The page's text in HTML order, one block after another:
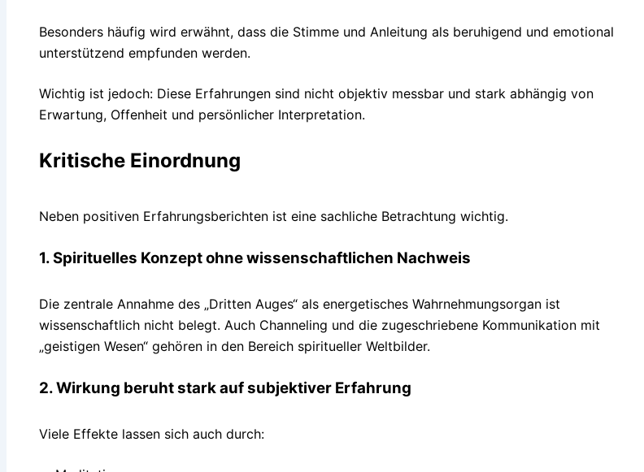
Besonders häufig wird erwähnt, dass die Stimme und Anleitung als beruhigend und emotional
unterstützend empfunden werden.
Wichtig ist jedoch: Diese Erfahrungen sind nicht objektiv messbar und stark abhängig von
Erwartung, Offenheit und persönlicher Interpretation.
Kritische Einordnung
Neben positiven Erfahrungsberichten ist eine sachliche Betrachtung wichtig.
1. Spirituelles Konzept ohne wissenschaftlichen Nachweis
Die zentrale Annahme des „Dritten Auges“ als energetisches Wahrnehmungsorgan ist
wissenschaftlich nicht belegt. Auch Channeling und die zugeschriebene Kommunikation mit
„geistigen Wesen“ gehören in den Bereich spiritueller Weltbilder.
2. Wirkung beruht stark auf subjektiver Erfahrung
Viele Effekte lassen sich auch durch: